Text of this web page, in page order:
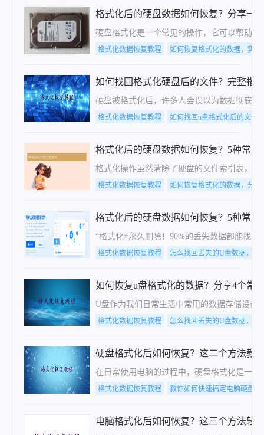
格式化后的硬盘数据如何恢复？分享一
硬盘格式化是一个常见的操作，它可以帮助
格式化数据恢复教程 如何恢复格式化的数据，实用
如何找回格式化硬盘后的文件？完整指
硬盘被格式化后，许多人会误以为数据彻底
格式化数据恢复教程 如何找回u盘格式化后的文件
格式化后的硬盘数据如何恢复？5种常用
格式化操作虽然清除了硬盘的文件索引表，
格式化数据恢复教程 如何恢复格式化的数据，分享
格式化后的硬盘数据如何恢复？5种常
“格式化≠永久删除！90%的丢失数据都能找
格式化数据恢复教程 怎么找回丢失的U盘数据，分
如何恢复u盘格式化的数据？分享4个常
U盘作为我们日常生活中常用的数据存储设备
格式化数据恢复教程 怎么找回丢失的U盘数据，分
硬盘格式化后如何恢复？这二个方法教
在日常使用电脑的过程中，硬盘格式化是一
格式化数据恢复教程 教你如何快速搞定电脑硬盘数
电脑格式化后如何恢复？这三个方法轻